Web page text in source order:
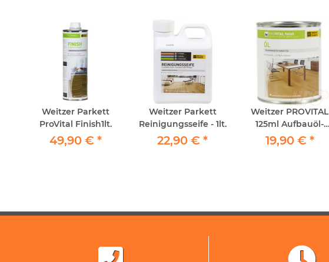
Weitzer Parkett
ProVital Finish1lt.
49,90 € *
Weitzer Parkett
Reinigungsseife - 1lt.
22,90 € *
Weitzer PROVITAL
125ml Aufbauöl-
Reparaturöl
"Farblos
19,90 € *